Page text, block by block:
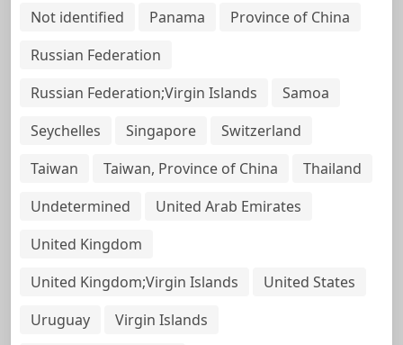
Not identified
Panama
Province of China
Russian Federation
Russian Federation;Virgin Islands
Samoa
Seychelles
Singapore
Switzerland
Taiwan
Taiwan, Province of China
Thailand
Undetermined
United Arab Emirates
United Kingdom
United Kingdom;Virgin Islands
United States
Uruguay
Virgin Islands